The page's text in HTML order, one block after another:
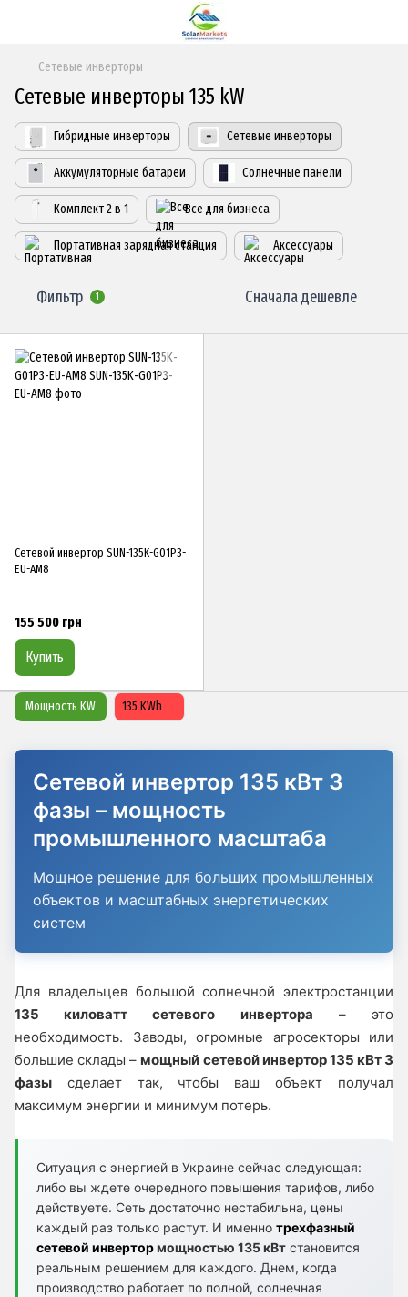
Сетевые инверторы
Сетевые инверторы 135 kW
Гибридные инверторы Сетевые инверторы
Аккумуляторные батареи Солнечные панели
Комплект 2 в 1 Все для бизнеса
Портативная зарядная станция Аксессуары
Фильтр 1 Сначала дешевле
Сетевой инвертор SUN-135K-G01P3-
EU-AM8
155 500 грн
Купить
Сетевой инвертор 135 кВт 3
фазы – мощность
промышленного масштаба
Мощное решение для больших промышленных
объектов и масштабных энергетических
систем
Для владельцев большой солнечной электростанции
135 киловатт сетевого инвертора – это
необходимость. Заводы, огромные агросекторы или
большие склады – мощный сетевой инвертор 135 кВт 3
фазы сделает так, чтобы ваш объект получал
максимум энергии и минимум потерь.
Ситуация с энергией в Украине сейчас следующая:
либо вы ждете очередного повышения тарифов, либо
действуете. Сеть достаточно нестабильна, цены
каждый раз только растут. И именно трехфазный
сетевой инвертормощностью 135 кВт становится
реальным решением для каждого. Днем, когда
производство работает по полной, солнечная
Мощность KW 135 KWh